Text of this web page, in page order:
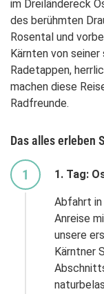
im Dreiländereck
des berühmten
Rosental und
Kärnten von
Radetappen,
machen diese
Radfreunde.
Das alles erleben
1 1. Tag:
Abfahrt in
Anreise
unsere
Kärntner